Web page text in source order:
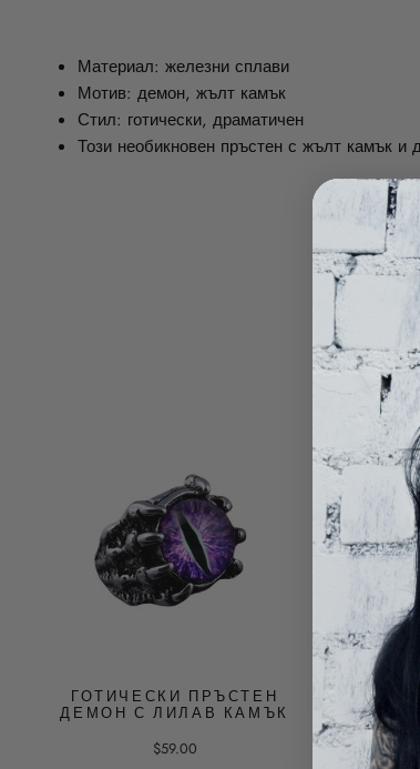
Материал: железни сплави
Мотив: демон, жълт камък
Стил: готически, драматичен
Този необикновен пръстен с жълт камък
ГОТИЧЕСКИ ПРЪСТЕН
ДЕМОН С ЛИЛАВ КАМЪК
$59.00
ДЕМОН